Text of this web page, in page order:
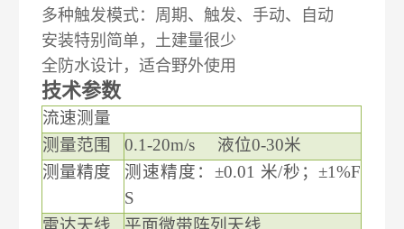
多种触发模式：周期、触发、手动、自动
安装特别简单，土建量很少
全防水设计，适合野外使用
技术参数
流速测量
测量范围
0.1-20m/s 液位0-30米
测量精度
测速精度： ±0.01 米/秒；±1%F
S
雷达天线
平面微带阵列天线